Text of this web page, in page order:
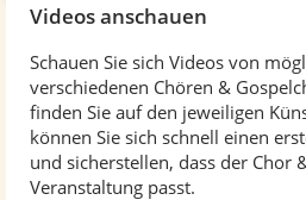
Videos anschauen
Schauen Sie sich Videos von
verschiedenen Chören &
finden Sie auf den jeweiligen
können Sie sich schnell einen
und sicherstellen, dass der Chor
Veranstaltung passt.